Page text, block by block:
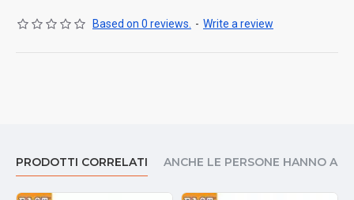
Based on 0 reviews. - Write a review
PRODOTTI CORRELATI ANCHE LE PERSONE HANNO